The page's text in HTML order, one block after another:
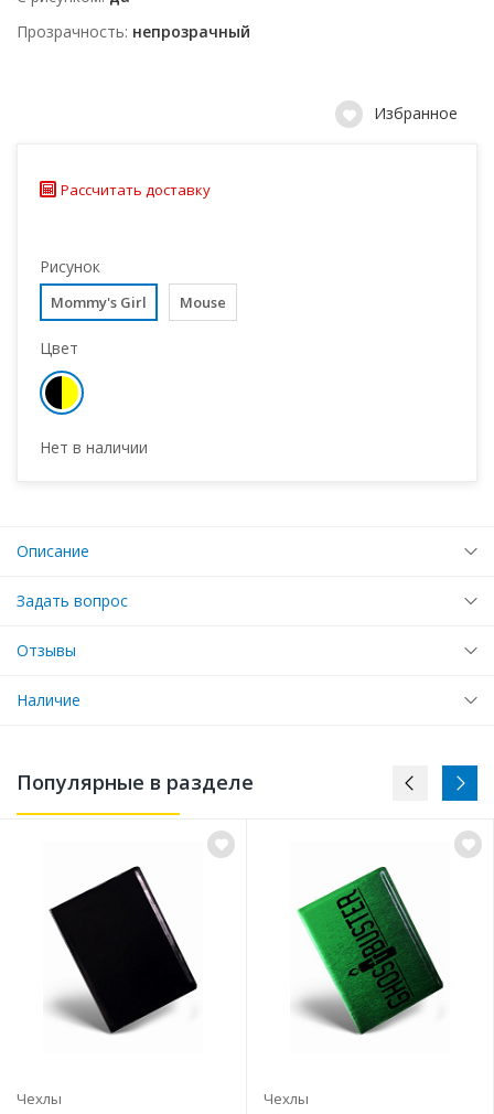
Прозрачность непрозрачный
Избранное
Рассчитать доставку
Рисунок
Mommy's Girl Mouse
Цвет
Нет в наличии
Описание
Задать вопрос
Отзывы
Наличие
Популярные в разделе
Чехлы
Чехлы